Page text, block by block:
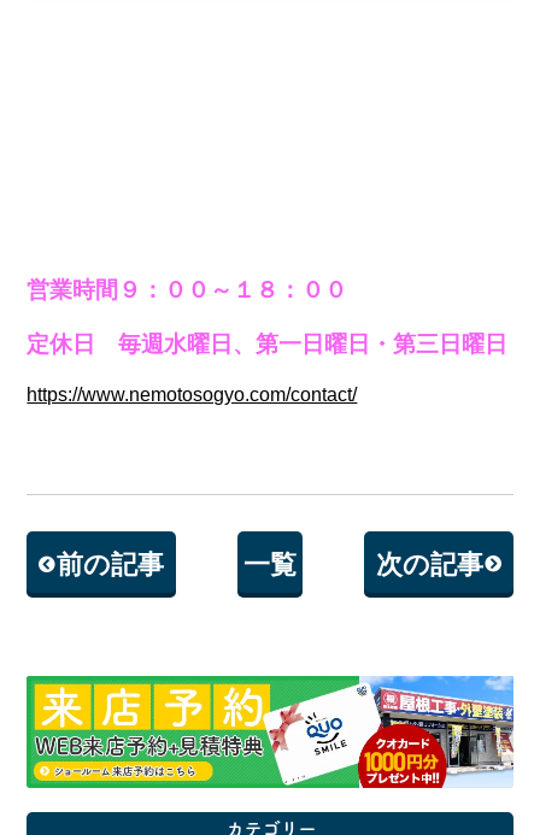
営業時間９：００～１８：００
定休日 毎週水曜日、第一日曜日・第三日曜日
https://www.nemotosogyo.com/contact/
前の記事 一覧 次の記事
カテゴリー